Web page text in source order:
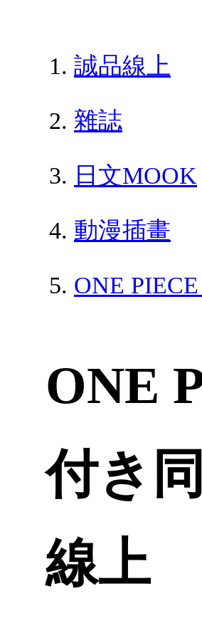
誠品線上
雜誌
日文MOOK
動漫插畫
ONE
ONE
付き
線上